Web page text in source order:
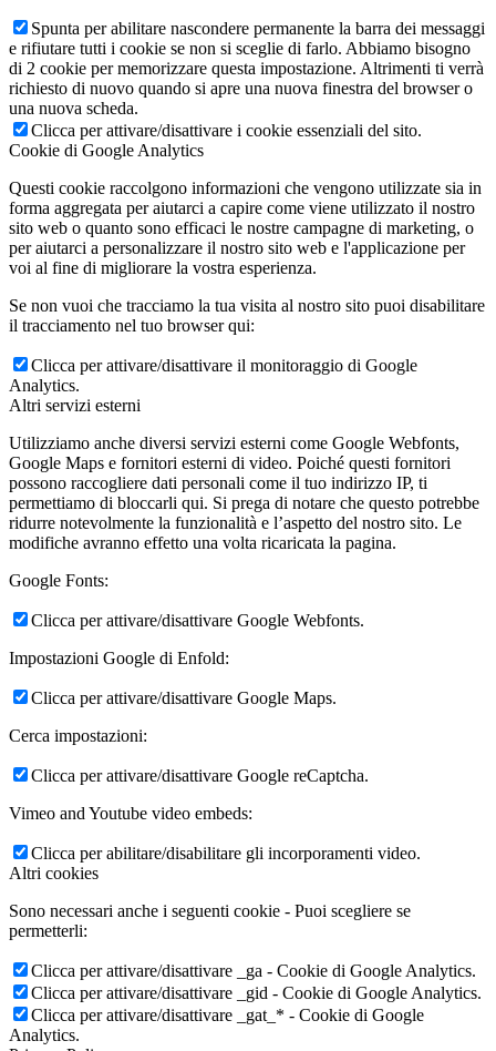
Spunta per abilitare nascondere permanente la barra dei messaggi
e rifiutare tutti i cookie se non si sceglie di farlo. Abbiamo bisogno
di 2 cookie per memorizzare questa impostazione. Altrimenti ti verrà
richiesto di nuovo quando si apre una nuova finestra del browser o
una nuova scheda.
Clicca per attivare/disattivare i cookie essenziali del sito.
Cookie di Google Analytics
Questi cookie raccolgono informazioni che vengono utilizzate sia in
forma aggregata per aiutarci a capire come viene utilizzato il nostro
sito web o quanto sono efficaci le nostre campagne di marketing, o
per aiutarci a personalizzare il nostro sito web e l'applicazione per
voi al fine di migliorare la vostra esperienza.
Se non vuoi che tracciamo la tua visita al nostro sito puoi disabilitare
il tracciamento nel tuo browser qui:
Clicca per attivare/disattivare il monitoraggio di Google
Analytics.
Altri servizi esterni
Utilizziamo anche diversi servizi esterni come Google Webfonts,
Google Maps e fornitori esterni di video. Poiché questi fornitori
possono raccogliere dati personali come il tuo indirizzo IP, ti
permettiamo di bloccarli qui. Si prega di notare che questo potrebbe
ridurre notevolmente la funzionalità e l’aspetto del nostro sito. Le
modifiche avranno effetto una volta ricaricata la pagina.
Google Fonts:
Clicca per attivare/disattivare Google Webfonts.
Impostazioni Google di Enfold:
Clicca per attivare/disattivare Google Maps.
Cerca impostazioni:
Clicca per attivare/disattivare Google reCaptcha.
Vimeo and Youtube video embeds:
Clicca per abilitare/disabilitare gli incorporamenti video.
Altri cookies
Sono necessari anche i seguenti cookie - Puoi scegliere se
permetterli:
Clicca per attivare/disattivare _ga - Cookie di Google Analytics.
Clicca per attivare/disattivare _gid - Cookie di Google Analytics.
Clicca per attivare/disattivare _gat_* - Cookie di Google
Analytics.